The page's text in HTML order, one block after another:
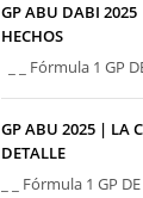
GP ABU DABI 2025
HECHOS
_ _ Fórmula 1 GP
GP ABU 2025 | LA
DETALLE
_ _ Fórmula 1 GP